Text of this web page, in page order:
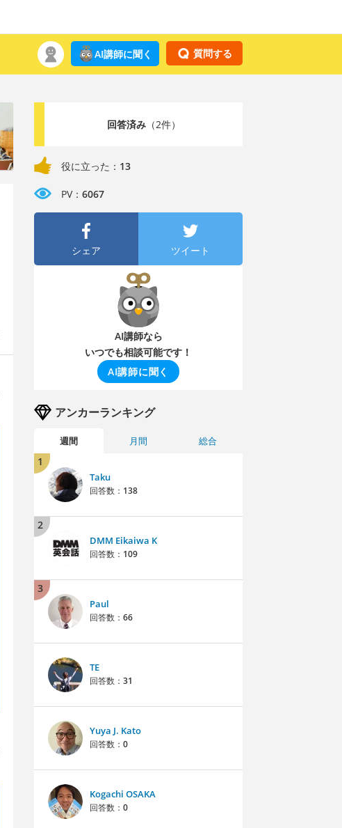
質問する
AI講師に聞く
回答済み（2件）
役に立った： 13
PV： 6067
シェア ツイート
AI講師なら
いつでも相談可能です！
AI講師に聞く
アンカーランキング
週間 月間 総合
1
Taku
回答数： 138
2
DMM Eikaiwa K
回答数： 109
3
Paul
回答数： 66
TE
回答数： 31
Yuya J. Kato
回答数： 0
Kogachi OSAKA
回答数： 0